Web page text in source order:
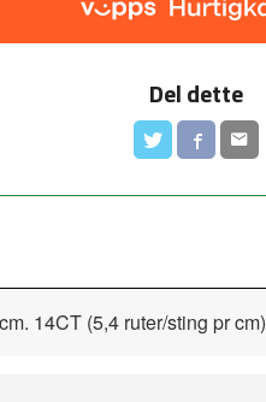
Del dette
14CT (5,4 ruter/sting pr cm)